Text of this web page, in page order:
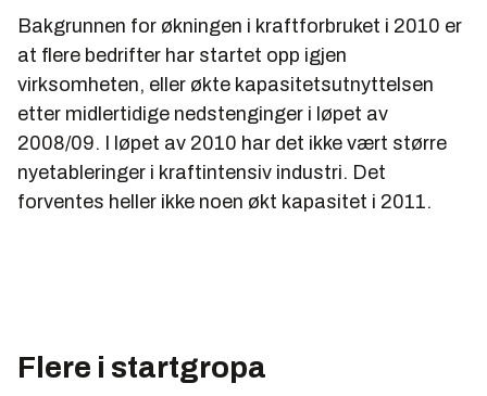
Bakgrunnen for økningen i kraftforbruket i 2010 er
at flere bedrifter har startet opp igjen
virksomheten, eller økte kapasitetsutnyttelsen
etter midlertidige nedstenginger i løpet av
2008/09. I løpet av 2010 har det ikke vært større
nyetableringer i kraftintensiv industri. Det
forventes heller ikke noen økt kapasitet i 2011.
Flere i startgropa